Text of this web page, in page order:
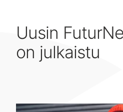
Uusin
on julkaistu